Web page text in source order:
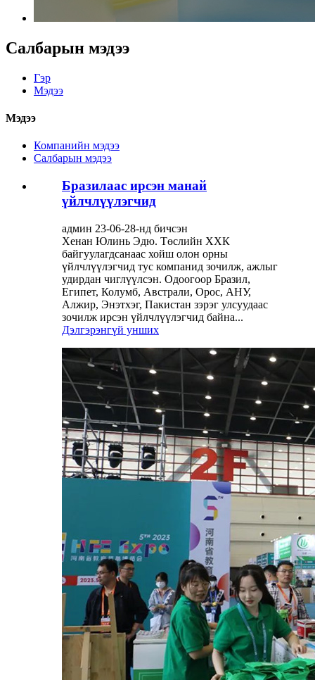
Салбарын мэдээ
Гэр
Мэдээ
Мэдээ
Компанийн мэдээ
Салбарын мэдээ
Бразилаас ирсэн манай
үйлчлүүлэгчид
админ 23-06-28-нд бичсэн
Хенан Юлинь Эдю. Төслийн ХХК
байгуулагдсанаас хойш олон орны
үйлчлүүлэгчид тус компанид зочилж, ажлыг
удирдан чиглүүлсэн. Одоогоор Бразил,
Египет, Колумб, Австрали, Орос, АНУ,
Алжир, Энэтхэг, Пакистан зэрэг улсуудаас
зочилж ирсэн үйлчлүүлэгчид байна...
Дэлгэрэнгүй унших